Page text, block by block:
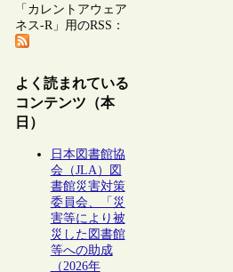
「カレントアウェア
ネス-R」用のRSS：
よく読まれている
コンテンツ（本
日）
日本図書館協
会（JLA）図
書館災害対策
委員会、「災
害等により被
災した図書館
等への助成
（2026年